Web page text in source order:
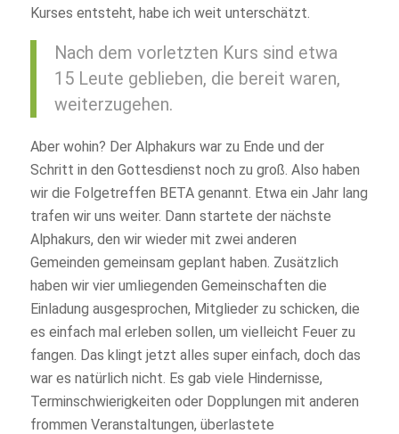
Kurses entsteht, habe ich weit unterschätzt.
Nach dem vorletzten Kurs sind etwa
15 Leute geblieben, die bereit waren,
weiterzugehen.
Aber wohin? Der Alphakurs war zu Ende und der
Schritt in den Gottesdienst noch zu groß. Also haben
wir die Folgetreffen BETA genannt. Etwa ein Jahr lang
trafen wir uns weiter. Dann startete der nächste
Alphakurs, den wir wieder mit zwei anderen
Gemeinden gemeinsam geplant haben. Zusätzlich
haben wir vier umliegenden Gemeinschaften die
Einladung ausgesprochen, Mitglieder zu schicken, die
es einfach mal erleben sollen, um vielleicht Feuer zu
fangen. Das klingt jetzt alles super einfach, doch das
war es natürlich nicht. Es gab viele Hindernisse,
Terminschwierigkeiten oder Dopplungen mit anderen
frommen Veranstaltungen, überlastete